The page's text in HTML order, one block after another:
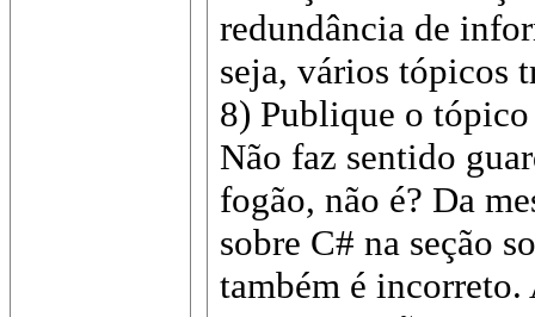
redundância de
seja, vários tópicos
8) Publique o
Não faz sentido
fogão, não é? Da
sobre C# na seção
também é